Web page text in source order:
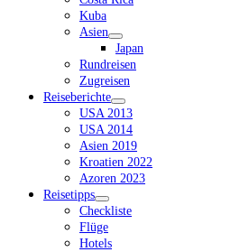
Kuba
Asien
Dropdown-
Menü
öffnen
Japan
Rundreisen
Zugreisen
Reiseberichte
Dropdown-
Menü
öffnen
USA 2013
USA 2014
Asien 2019
Kroatien 2022
Azoren 2023
Reisetipps
Dropdown-
Menü
öffnen
Checkliste
Flüge
Hotels